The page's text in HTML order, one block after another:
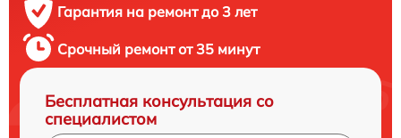
Гарантия на ремонт до 3 лет
Срочный ремонт от 35 минут
Бесплатная консультация со
специалистом